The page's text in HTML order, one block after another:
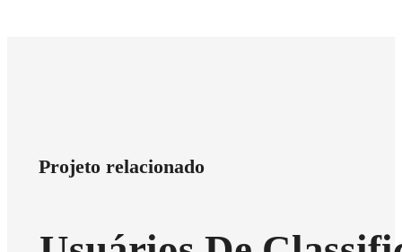
Projeto relacionado